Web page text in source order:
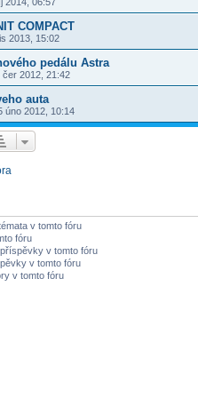
2014, 06:57
COMPACT
2013, 15:02
pedálu Astra
čer 2012, 21:42
auta
úno 2012, 10:14
v tomto fóru
fóru
v tomto fóru
v tomto fóru
v tomto fóru